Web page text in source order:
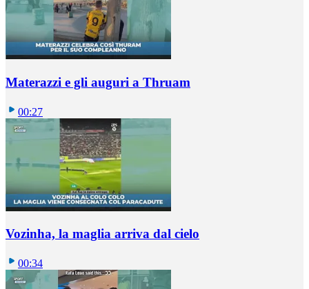
Materazzi e gli auguri a Thruam
00:27
Vozinha, la maglia arriva dal cielo
00:34